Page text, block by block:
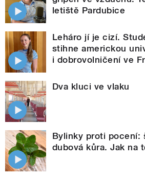
letiště Pardubice
Leháro jí je cizí.
stihne americkou
i dobrovolničení ve
Dva kluci ve vlaku
Bylinky proti pocení:
dubová kůra. Jak na